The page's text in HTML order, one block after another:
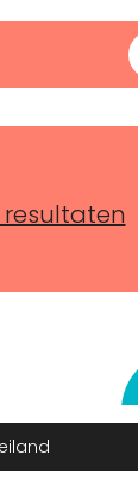
resultaten